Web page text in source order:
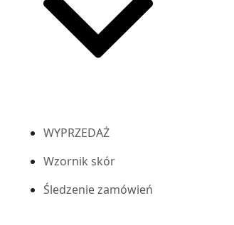
WYPRZEDAŻ
Wzornik skór
Śledzenie zamówień